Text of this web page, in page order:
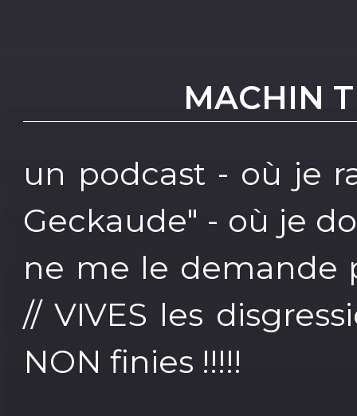
MACHIN
un podcast - où je
Geckaude" - où je
ne me le demande
// VIVES les
NON finies !!!!!